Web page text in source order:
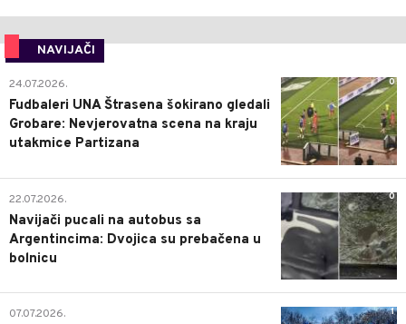
NAVIJAČI
0
24.07.2026.
Fudbaleri UNA Štrasena šokirano gledali
Grobare: Nevjerovatna scena na kraju
utakmice Partizana
0
22.07.2026.
Navijači pucali na autobus sa
Argentincima: Dvojica su prebačena u
bolnicu
1
07.07.2026.